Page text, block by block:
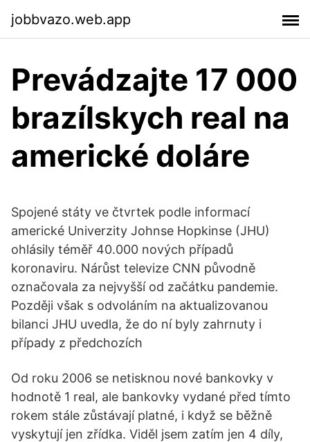
jobbvazo.web.app
Prevádzajte 17 000
brazílskych real na
americké doláre
Spojené státy ve čtvrtek podle informací
americké Univerzity Johnse Hopkinse (JHU)
ohlásily téměř 40.000 nových případů
koronaviru. Nárůst televize CNN původně
označovala za nejvyšší od začátku pandemie.
Později však s odvoláním na aktualizovanou
bilanci JHU uvedla, že do ní byly zahrnuty i
případy z předchozích
Od roku 2006 se netisknou nové bankovky v
hodnotě 1 real, ale bankovky vydané před tímto
rokem stále zůstávají platné, i když se běžně
vyskytují jen zřídka. Viděl jsem zatím jen 4 díly,